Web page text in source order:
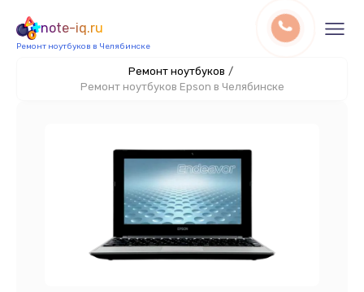
note-iq.ru
Ремонт ноутбуков в Челябинске
Ремонт ноутбуков /
Ремонт ноутбуков Epson в Челябинске